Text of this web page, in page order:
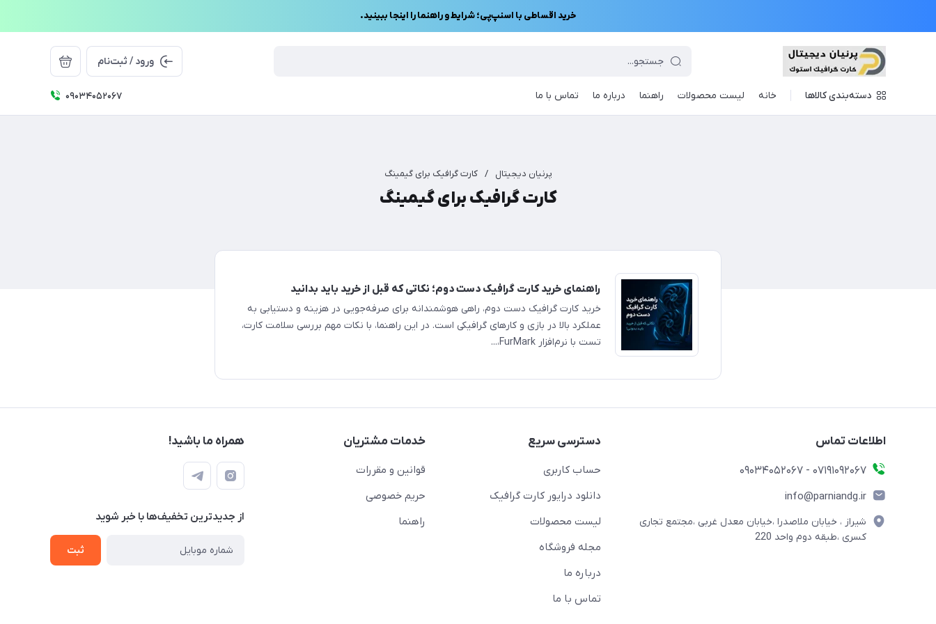
خرید اقساطی با اسنپ‌پی؛ شرایط و راهنما را اینجا ببینید.
ورود / ثبت‌نام
دسته‌بندی کالاها خانه لیست محصولات راهنما درباره ما تماس با ما 09034052067
پرنیان دیجیتال / کارت گرافیک برای گیمینگ
کارت گرافیک برای گیمینگ
راهنمای خرید کارت گرافیک دست دوم؛ نکاتی که قبل از خرید باید بدانید
خرید کارت گرافیک دست دوم، راهی هوشمندانه برای صرفه‌جویی در هزینه و دستیابی به
عملکرد بالا در بازی و کارهای گرافیکی است. در این راهنما، با نکات مهم بررسی سلامت کارت،
تست با نرم‌افزار FurMark،...
اطلاعات تماس
07191092067 - 09034052067
info@parniandg.ir
شیراز ، خیابان ملاصدرا ،خیابان معدل غربی ،مجتمع تجاری
کسری ،طبقه دوم واحد 220
دسترسی سریع
حساب کاربری
دانلود درایور کارت گرافیک
لیست محصولات
مجله فروشگاه
درباره ما
تماس با ما
خدمات مشتریان
قوانین و مقررات
حریم خصوصی
راهنما
همراه ما باشید!
از جدید‌ترین تخفیف‌ها با‌ خبر شوید
ثبت